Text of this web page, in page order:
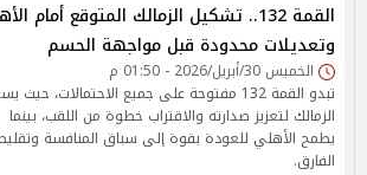
القمة 132.. تشكيل الزمالك المتوقع أمام
وتعديلات محدودة قبل مواجهة الحسم
الخميس 30/أبريل/2026 - 01:50 م
تبدو القمة 132 مفتوحة على جميع الاحتمالات،
الزمالك لتعزيز صدارته والاقتراب خطوة من اللقب، بينما
يطمح الأهلي للعودة بقوة إلى سباق المنافسة
الفارق.